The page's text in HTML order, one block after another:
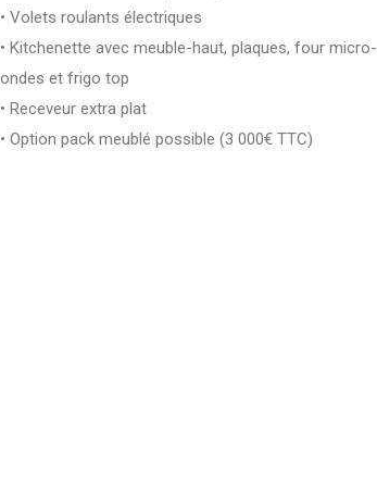
• Volets roulants électriques
• Kitchenette avec meuble-haut, plaques, four micro-
ondes et frigo top
• Receveur extra plat
• Option pack meublé possible (3 000€ TTC)